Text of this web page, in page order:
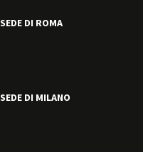
DI ROMA
DI MILANO